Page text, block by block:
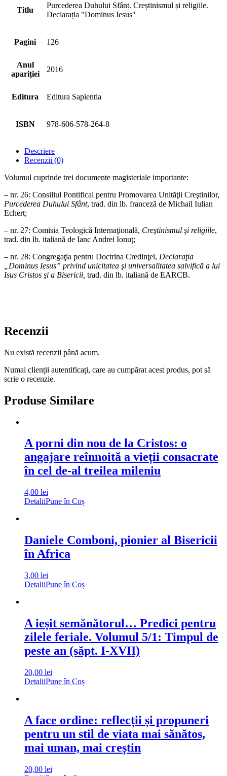
Titlu
Purcederea Duhului Sfânt. Creștinismul și religiile.
Declarația "Dominus Iesus"
Pagini 126
Anul
apariției
2016
Editura Editura Sapientia
ISBN 978-606-578-264-8
Descriere
Recenzii (0)
Volumul cuprinde trei documente magisteriale importante:
– nr. 26: Consiliul Pontifical pentru Promovarea Unităţii Creştinilor,
Purcederea Duhului Sfânt, trad. din lb. franceză de Michail Iulian
Echert;
– nr. 27: Comisia Teologică Internaţională, Creştinismul şi religiile,
trad. din lb. italiană de Ianc Andrei Ionuţ;
– nr. 28: Congregaţia pentru Doctrina Credinţei, Declaraţia
„Dominus Iesus” privind unicitatea şi universalitatea salvifică a lui
Isus Cristos şi a Bisericii, trad. din lb. italiană de EARCB.
Recenzii
Nu există recenzii până acum.
Numai clienții autentificați, care au cumpărat acest produs, pot să
scrie o recenzie.
Produse Similare
A porni din nou de la Cristos: o
angajare reînnoită a vieții consacrate
în cel de-al treilea mileniu
4,00 lei
DetaliiPune în Coș
Daniele Comboni, pionier al Bisericii
în Africa
3,00 lei
DetaliiPune în Coș
A ieșit semănătorul… Predici pentru
zilele feriale. Volumul 5/1: Timpul de
peste an (săpt. I-XVII)
20,00 lei
DetaliiPune în Coș
A face ordine: reflecții și propuneri
pentru un stil de viata mai sănătos,
mai uman, mai creștin
20,00 lei